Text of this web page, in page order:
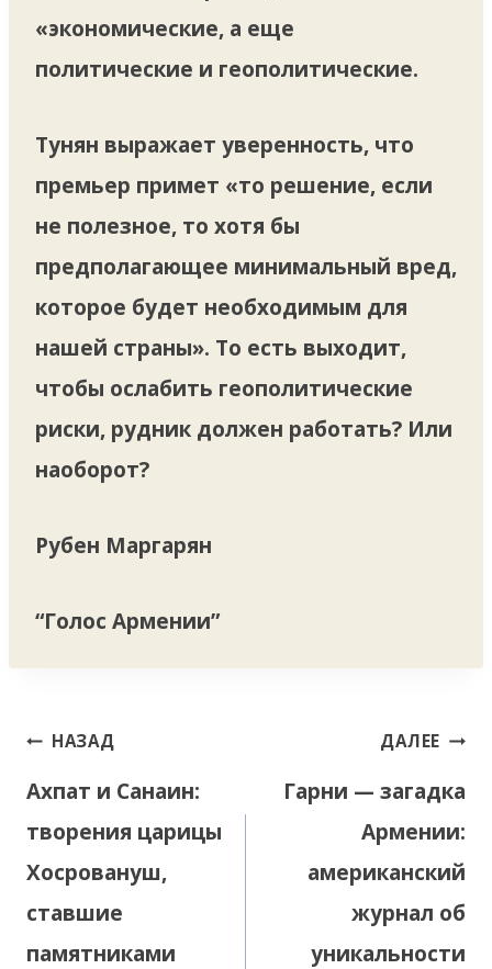
«экономические, а еще
политические и геополитические.
Тунян выражает уверенность, что
премьер примет «то решение, если
не полезное, то хотя бы
предполагающее минимальный вред,
которое будет необходимым для
нашей страны». То есть выходит,
чтобы ослабить геополитические
риски, рудник должен работать? Или
наоборот?
Рубен Маргарян
“Голос Армении”
Навигация
записям
НАЗАД
Ахпат и Санаин:
творения царицы
Хосровануш,
ставшие
памятниками
ДАЛЕЕ
Гарни — загадка
Армении:
американский
журнал об
уникальности